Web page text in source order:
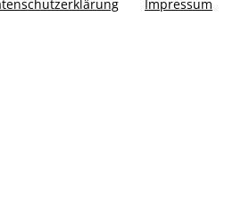
Impressum